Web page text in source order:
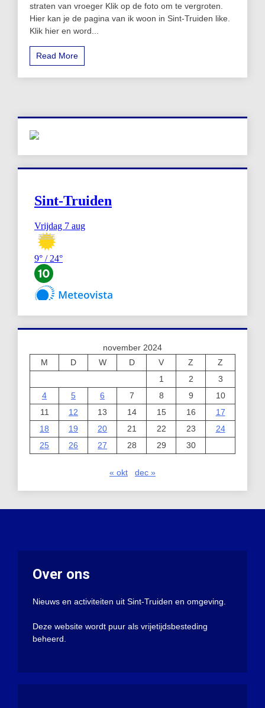
straten van vroeger Klik op de foto om te vergroten.
Hier kan je de pagina van ik woon in Sint-Truiden like.
Klik hier en word...
Read More
november 2024
M
D W D V Z
Z
1
2
3
4
5 6 7 8 9
10
11
12 13 14 15 16
17
18
19 20 21 22 23
24
25
26 27 28 29 30
« okt dec »
Over ons
Nieuws en activiteiten uit Sint-Truiden en omgeving.
Deze website wordt puur als vrijetijdsbesteding
beheerd.